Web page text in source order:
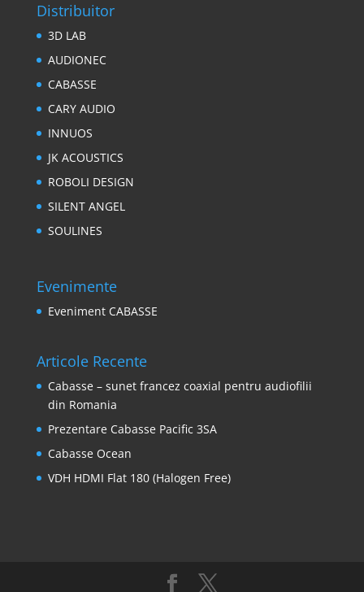
Distribuitor
3D LAB
AUDIONEC
CABASSE
CARY AUDIO
INNUOS
JK ACOUSTICS
ROBOLI DESIGN
SILENT ANGEL
SOULINES
Evenimente
Eveniment CABASSE
Articole Recente
Cabasse – sunet francez coaxial pentru audiofilii
din Romania
Prezentare Cabasse Pacific 3SA
Cabasse Ocean
VDH HDMI Flat 180 (Halogen Free)